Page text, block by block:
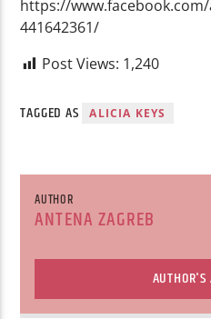
https://
441642361/
Post Views: 1,240
TAGGED AS ALICIA KEYS
AUTHOR
ANTENA ZAGREB
AUTHOR'S